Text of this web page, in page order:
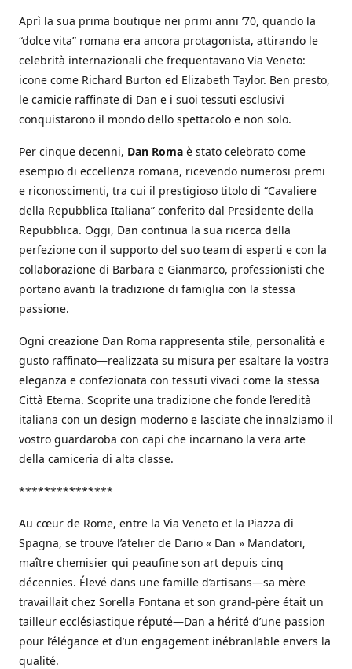
Aprì la sua prima boutique nei primi anni ’70, quando la
“dolce vita” romana era ancora protagonista, attirando le
celebrità internazionali che frequentavano Via Veneto:
icone come Richard Burton ed Elizabeth Taylor. Ben presto,
le camicie raffinate di Dan e i suoi tessuti esclusivi
conquistarono il mondo dello spettacolo e non solo.
Per cinque decenni, Dan Roma è stato celebrato come
esempio di eccellenza romana, ricevendo numerosi premi
e riconoscimenti, tra cui il prestigioso titolo di “Cavaliere
della Repubblica Italiana” conferito dal Presidente della
Repubblica. Oggi, Dan continua la sua ricerca della
perfezione con il supporto del suo team di esperti e con la
collaborazione di Barbara e Gianmarco, professionisti che
portano avanti la tradizione di famiglia con la stessa
passione.
Ogni creazione Dan Roma rappresenta stile, personalità e
gusto raffinato—realizzata su misura per esaltare la vostra
eleganza e confezionata con tessuti vivaci come la stessa
Città Eterna. Scoprite una tradizione che fonde l’eredità
italiana con un design moderno e lasciate che innalziamo il
vostro guardaroba con capi che incarnano la vera arte
della camiceria di alta classe.
***************
Au cœur de Rome, entre la Via Veneto et la Piazza di
Spagna, se trouve l’atelier de Dario « Dan » Mandatori,
maître chemisier qui peaufine son art depuis cinq
décennies. Élevé dans une famille d’artisans—sa mère
travaillait chez Sorella Fontana et son grand-père était un
tailleur ecclésiastique réputé—Dan a hérité d’une passion
pour l’élégance et d’un engagement inébranlable envers la
qualité.